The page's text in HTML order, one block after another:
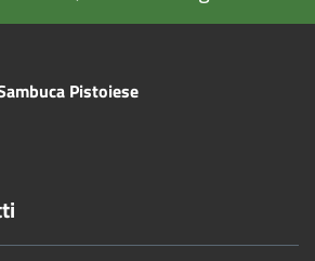
Pistoiese